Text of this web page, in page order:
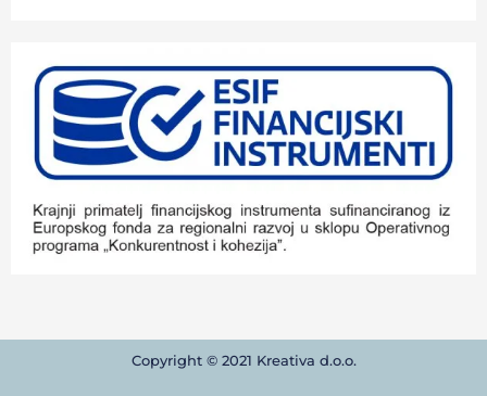
Copyright © 2021 Kreativa d.o.o.